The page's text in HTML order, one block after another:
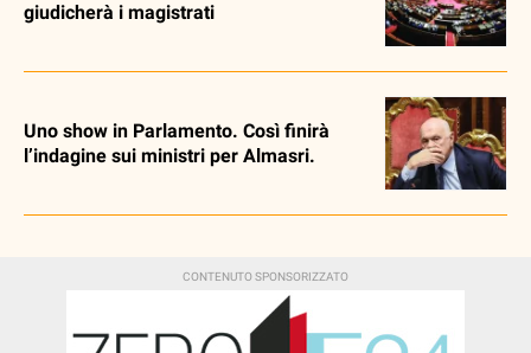
giudicherà i magistrati
Uno show in Parlamento. Così finirà
l’indagine sui ministri per Almasri.